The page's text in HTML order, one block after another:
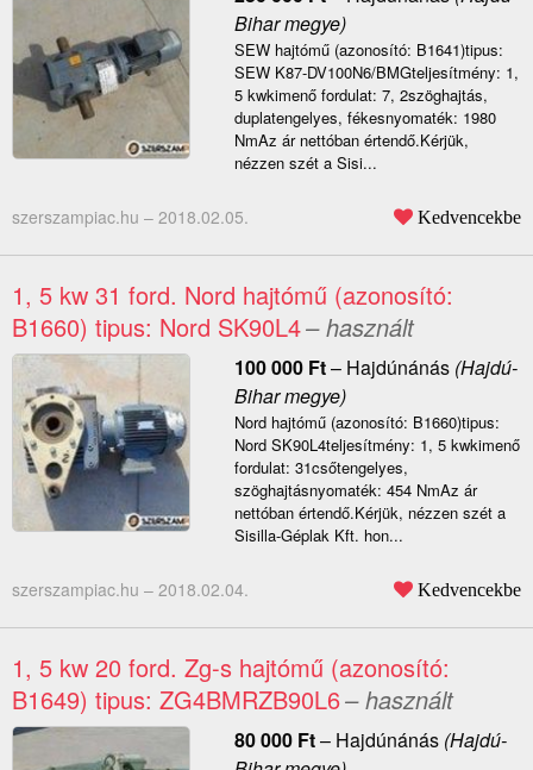
Bihar megye)
SEW hajtómű (azonosító: B1641)tipus:
SEW K87-DV100N6/BMGteljesítmény: 1,
5 kwkimenő fordulat: 7, 2szöghajtás,
duplatengelyes, fékesnyomaték: 1980
NmAz ár nettóban értendő.Kérjük,
nézzen szét a Sisi...
szerszampiac.hu – 2018.02.05. Kedvencekbe
1, 5 kw 31 ford. Nord hajtómű (azonosító:
B1660) tipus: Nord SK90L4– használt
100 000 Ft– Hajdúnánás(Hajdú-
Bihar megye)
Nord hajtómű (azonosító: B1660)tipus:
Nord SK90L4teljesítmény: 1, 5 kwkimenő
fordulat: 31csőtengelyes,
szöghajtásnyomaték: 454 NmAz ár
nettóban értendő.Kérjük, nézzen szét a
Sisilla-Géplak Kft. hon...
szerszampiac.hu – 2018.02.04. Kedvencekbe
1, 5 kw 20 ford. Zg-s hajtómű (azonosító:
B1649) tipus: ZG4BMRZB90L6– használt
80 000 Ft– Hajdúnánás(Hajdú-